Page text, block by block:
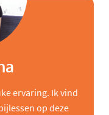
ervaring. Ik vind
op deze